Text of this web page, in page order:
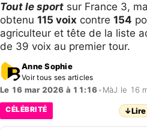
Tout le sport sur France 3,
obtenu 115 voix contre 154
agriculteur et tête de la liste
de 39 voix au premier tour.
Anne Sophie
Voir tous ses articles
Le 16 mar 2026 à 11:16• MàJ le 16
CÉLÉBRITÉ ↓